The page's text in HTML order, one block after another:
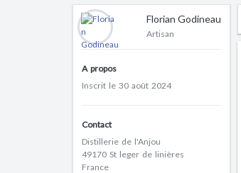
Florian Godineau
Artisan
A propos
Inscrit le 30 août 2024
Contact
Distillerie de l'Anjou
49170 St leger de linières
France